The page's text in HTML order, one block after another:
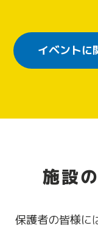
イベントに
施設
保護者の皆様に